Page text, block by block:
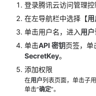
佳
实
践
使
用
函
数
登录腾讯云访问管理控
在左导航栏中选择【用
单击用户名，进入用
单击API 密钥页签，单
SecretKey。
添加权限
在用户列表页面，单击子
单击“确定”。